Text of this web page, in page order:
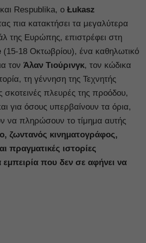
Respublika, o Łukasz
πια κατακτήσει τα μεγαλύτερα
της Ευρώπης, επιστρέφει στη
(15-18 Οκτωβρίου), ένα καθηλωτικό
τον Άλαν Τιούρινγκ, τον κώδικα
τη γέννηση της Τεχνητής
σκοτεινές πλευρές της προόδου,
για όσους υπερβαίνουν τα όρια,
να πληρώσουν το τίμημα αυτής
ζωντανός κινηματογράφος,
πραγματικές ιστορίες
εμπειρία που δεν σε αφήνει να